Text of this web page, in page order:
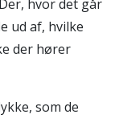
hvor det går
ud af, hvilke
der hører
som de